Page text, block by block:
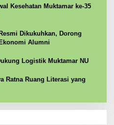
Kesehatan Muktamar ke-35
Dikukuhkan, Dorong
Alumni
Logistik Muktamar NU
Ratna Ruang Literasi yang